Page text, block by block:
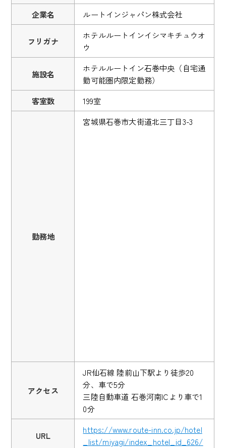
企業名
ルートインジャパン株式会社
フリガナ
ホテルルートインイシマキチュウオ
ウ
施設名
ホテルルートイン石巻中央（自宅通
勤可能圏内限定勤務）
客室数
199室
勤務地
宮城県石巻市大街道北三丁目3-3
アクセス
JR仙石線 陸前山下駅より徒歩20
分、車で5分
三陸自動車道 石巻河南ICより車で1
0分
URL
https://www.route-inn.co.jp/hotel
_list/miyagi/index_hotel_id_626/